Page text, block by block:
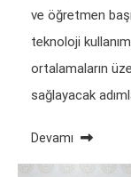
ve öğretmen
teknoloji
ortalamaların
sağlayacak
Devamı